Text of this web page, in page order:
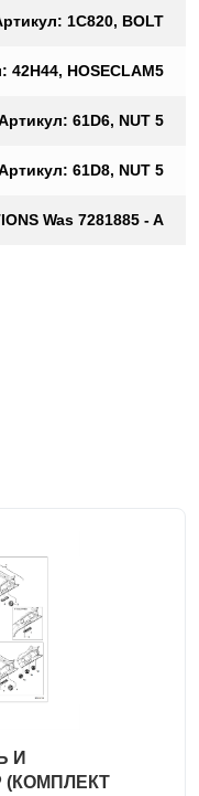
1C820, BOLT
42H44, HOSECLAM5
61D6, NUT 5
61D8, NUT 5
Was 7281885 - A
И
(КОМПЛЕКТ